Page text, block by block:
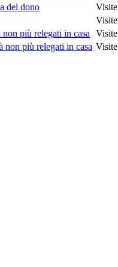
del dono
più relegati in casa
non più relegati in casa